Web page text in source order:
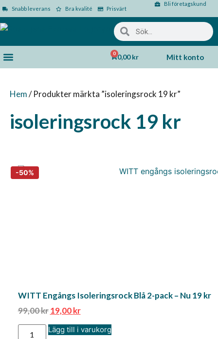
Snabb leverans Bra kvalité Prisvärt
Bli företagskund
0,00kr
0 Mitt konto
Hem/ Produkter märkta ”isoleringsrock 19 kr”
isoleringsrock 19 kr
WITT Engångs Isoleringsrock Blå 2-pack – Nu 19 kr
99,00kr 19,00kr
Lägg till i varukorg